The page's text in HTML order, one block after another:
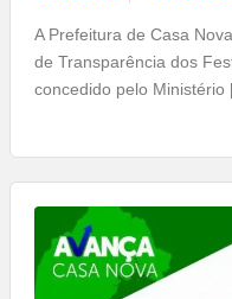
A Prefeitura de Casa
de Transparência dos
concedido pelo